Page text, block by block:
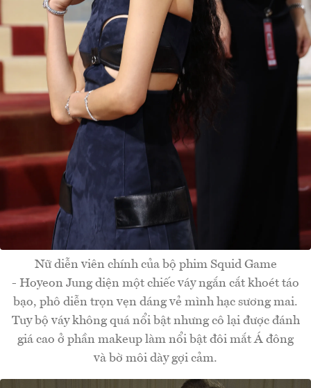
Nữ diễn viên chính của bộ phim Squid Game
- Hoyeon Jung diện một chiếc váy ngắn cắt khoét táo
bạo, phô diễn trọn vẹn dáng vẻ mình hạc sương mai.
Tuy bộ váy không quá nổi bật nhưng cô lại được đánh
giá cao ở phần makeup làm nổi bật đôi mắt Á đông
và bờ môi dày gợi cảm.